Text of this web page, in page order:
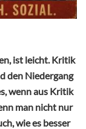
ist leicht. Kritik
den Niedergang
wenn aus Kritik
man nicht nur
wie es besser